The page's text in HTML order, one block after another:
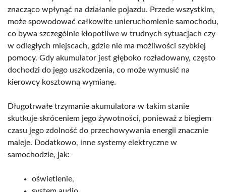
znacząco wpłynąć na działanie pojazdu. Przede wszystkim,
może spowodować całkowite unieruchomienie samochodu,
co bywa szczególnie kłopotliwe w trudnych sytuacjach czy
w odległych miejscach, gdzie nie ma możliwości szybkiej
pomocy. Gdy akumulator jest głęboko rozładowany, często
dochodzi do jego uszkodzenia, co może wymusić na
kierowcy kosztowną wymianę.
Długotrwałe trzymanie akumulatora w takim stanie
skutkuje skróceniem jego żywotności, ponieważ z biegiem
czasu jego zdolność do przechowywania energii znacznie
maleje. Dodatkowo, inne systemy elektryczne w
samochodzie, jak:
oświetlenie,